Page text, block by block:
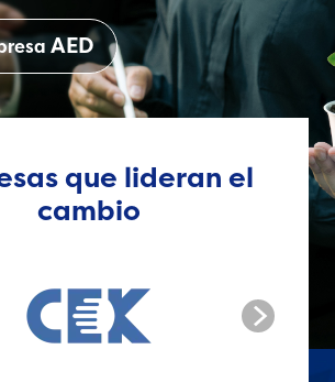
AED
que lideran el
cambio